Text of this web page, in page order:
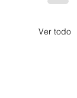
Ver todo